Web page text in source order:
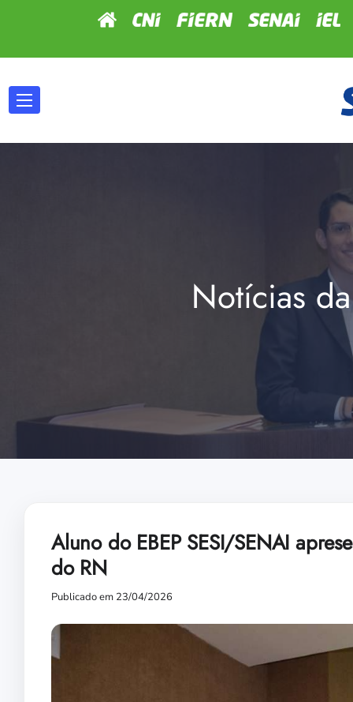
Notícias
Aluno do EBEP SESI/SENAI
do RN
Publicado em 23/04/2026